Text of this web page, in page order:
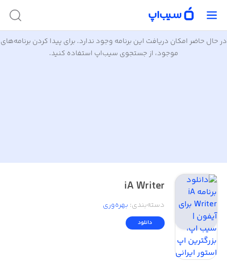
در حال حاضر امکان دریافت این برنامه وجود ندارد. برای پیدا کردن برنامه‌های
موجود، از جستجوی سیب‌اپ استفاده کنید.
iA Writer
دسته‌بندی: بهره‌وری
دانلود